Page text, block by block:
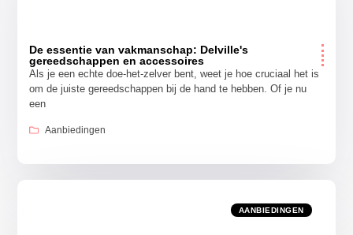
De essentie van vakmanschap: Delville's
gereedschappen en accessoires
Als je een echte doe-het-zelver bent, weet je hoe cruciaal het is
om de juiste gereedschappen bij de hand te hebben. Of je nu
een
Aanbiedingen
AANBIEDINGEN